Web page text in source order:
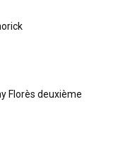
Florès deuxième